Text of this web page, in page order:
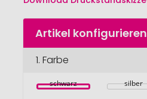
Zum
Anfang
Bildgalerie
Artikel konfigurieren
1. Farbe
schwarz silber